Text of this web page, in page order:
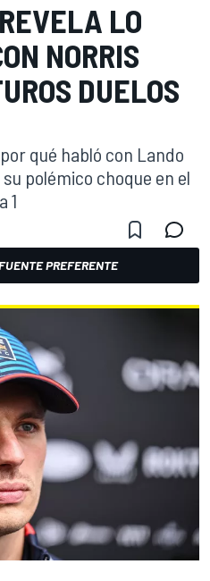
LO
NORRIS
DUELOS
qué habló con Lando
polémico choque en el
1
PREFERENTE